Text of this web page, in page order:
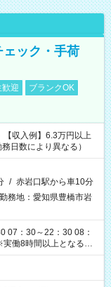
ック・手荷
歓迎
ブランクOK
収入例】6.3万円以上
日数により異なる）
/ 赤岩口駅から車10分
務地：愛知県豊橋市岩
07：30～22：30 08：
働8時間以上となる勤
。